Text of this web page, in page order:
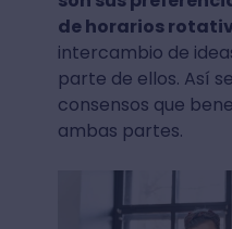
de horarios
intercambio de
parte de ellos. Así
consensos que
ambas partes.